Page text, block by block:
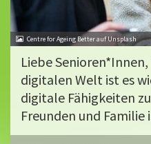
Centre for Ageing Better auf Unsplash
Liebe
digitalen Welt ist es
digitale Fähigkeiten
Freunden und Familie